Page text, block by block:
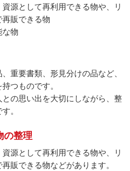
資源として再利用できる物や、リ
販できる物
な物
重要書類、形見分けの品など、
つものです。
の思い出を大切にしながら、整
。
の整理
源として再利用できる物や、リ
販できる物などがあります。